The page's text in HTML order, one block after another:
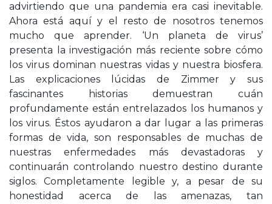
advirtiendo que una pandemia era casi inevitable.
Ahora está aquí y el resto de nosotros tenemos
mucho que aprender. ‘Un planeta de virus’
presenta la investigación más reciente sobre cómo
los virus dominan nuestras vidas y nuestra biosfera.
Las explicaciones lúcidas de Zimmer y sus
fascinantes historias demuestran cuán
profundamente están entrelazados los humanos y
los virus. Éstos ayudaron a dar lugar a las primeras
formas de vida, son responsables de muchas de
nuestras enfermedades más devastadoras y
continuarán controlando nuestro destino durante
siglos. Completamente legible y, a pesar de su
honestidad acerca de las amenazas, tan